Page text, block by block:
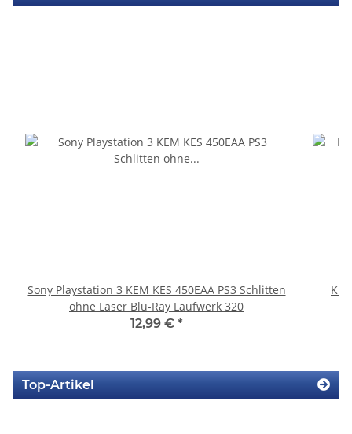
Sony Playstation 3 KEM KES 450EAA PS3 Schlitten
ohne Laser Blu-Ray Laufwerk 320
12,99 € *
Top-Artikel